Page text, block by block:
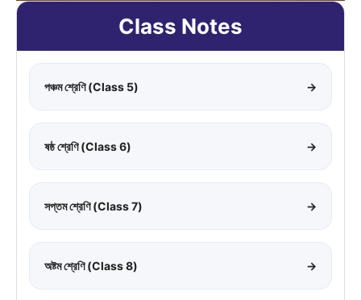
Class Notes
পঞ্চম শ্রেণি (Class 5) →
ষষ্ঠ শ্রেণি (Class 6) →
সপ্তম শ্রেণি (Class 7) →
অষ্টম শ্রেণি (Class 8) →